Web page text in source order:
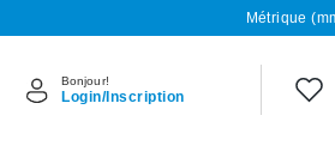
Métrique
Bonjour!
Login/Inscription